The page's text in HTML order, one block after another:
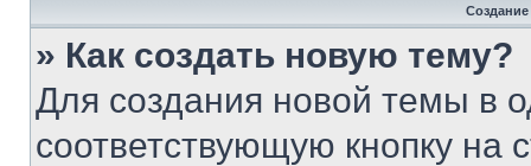
» Как создать новую тему?
Для создания новой темы в
соответствующую кнопку